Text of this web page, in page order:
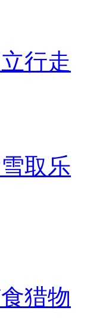
行走
取乐
猎物